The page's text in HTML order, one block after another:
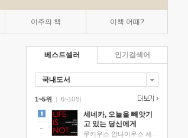
이주의 책 이책 어때?
베스트셀러
국내도서
1~5위 |
세네카, 오늘을 빼앗기
고 있는 당신에게
6~10위
인기검색어